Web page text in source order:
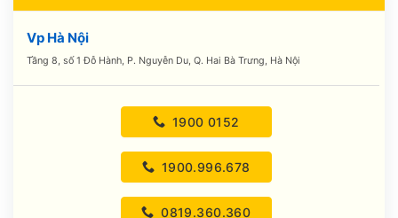
Vp Hà Nội
Tầng 8, số 1 Đỗ Hành, P. Nguyễn Du, Q. Hai Bà Trưng, Hà Nội
1900 0152
1900.996.678
0819.360.360